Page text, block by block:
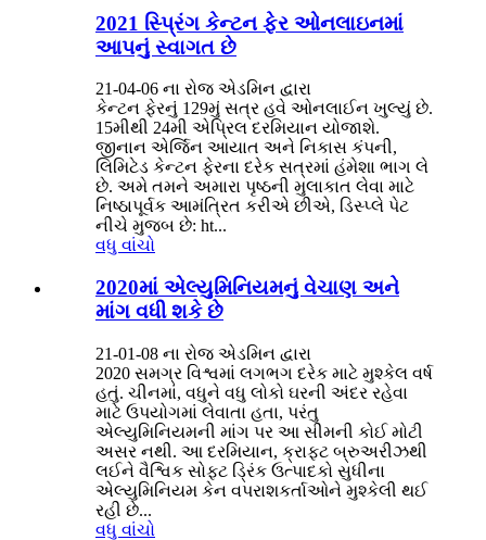
2021 સ્પ્રિંગ કેન્ટન ફેર ઓનલાઇનમાં
આપનું સ્વાગત છે
21-04-06 ના રોજ એડમિન દ્વારા
કેન્ટન ફેરનું 129મું સત્ર હવે ઓનલાઈન ખુલ્યું છે.
15મીથી 24મી એપ્રિલ દરમિયાન યોજાશે.
જીનાન એર્જિન આયાત અને નિકાસ કંપની,
લિમિટેડ કેન્ટન ફેરના દરેક સત્રમાં હંમેશા ભાગ લે
છે. અમે તમને અમારા પૃષ્ઠની મુલાકાત લેવા માટે
નિષ્ઠાપૂર્વક આમંત્રિત કરીએ છીએ, ડિસ્પ્લે પેટ
નીચે મુજબ છે: ht...
વધુ વાંચો
2020માં એલ્યુમિનિયમનું વેચાણ અને
માંગ વધી શકે છે
21-01-08 ના રોજ એડમિન દ્વારા
2020 સમગ્ર વિશ્વમાં લગભગ દરેક માટે મુશ્કેલ વર્ષ
હતું. ચીનમાં, વધુને વધુ લોકો ઘરની અંદર રહેવા
માટે ઉપયોગમાં લેવાતા હતા, પરંતુ
એલ્યુમિનિયમની માંગ પર આ સીમની કોઈ મોટી
અસર નથી. આ દરમિયાન, ક્રાફ્ટ બ્રુઅરીઝથી
લઈને વૈશ્વિક સોફ્ટ ડ્રિંક ઉત્પાદકો સુધીના
એલ્યુમિનિયમ કેન વપરાશકર્તાઓને મુશ્કેલી થઈ
રહી છે...
વધુ વાંચો